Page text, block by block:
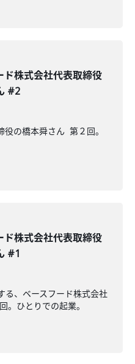
ド株式会社代表取締役
#2
の橋本舜さん 第２回。
ド株式会社代表取締役
#1
る、ベースフード株式会社
。ひとりでの起業。